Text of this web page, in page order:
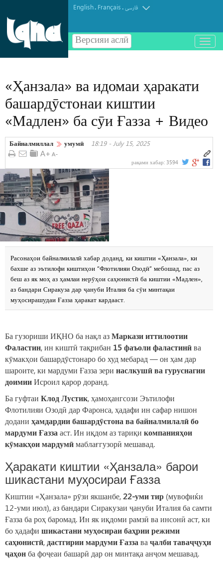
English. Français.فارسی
Версияи аслӣ
باز
و
«Ҳанзала» ва идомаи ҳаракати
башардӯстонаи киштии
«Мадлен» ба сӯи Ғазза + Видео
Байналмиллал умумӣ 18:19 - July 15, 2025
рақами хабар: 3594
Расонаҳои байналмилалӣ хабар доданд, ки киштии «Ҳанзала», ки
бахше аз эътилофи киштиҳои “Флотилияи Озодӣ” мебошад, пас аз
беш аз як моҳ аз ҳамлаи нерӯҳои саҳюнистӣ ба киштии «Мадлен»,
аз бандари Сиракуза дар ҷануби Италия ба сӯи минтақаи
муҳосирашудаи Ғазза ҳаракат кардааст.
Ба гузориши ИҚНО ба нақл азМаркази иттилоотии
Фаластин, ин киштӣ тақрибан 15 фаъоли фаластинӣва
кӯмакҳои башардӯстонаро бо худ мебарад — он ҳам дар
шароите, ки мардуми Ғазза зери наслкушӣ ва гуруснагии
доимииИсроил қарор доранд.
Ба гуфтаи Клод Лустик, ҳамоҳангсози Эътилофи
Флотилияи Озодӣ дар Фаронса, ҳадафи ин сафар нишон
додани ҳамдардии башардӯстона ва байналмилалӣ бо
мардуми Ғаззааст. Ин иқдом аз тариқи компанияҳои
кӯмакҳои мардумӣмаблағгузорӣ мешавад.
Ҳаракати киштии «Ҳанзала» барои
шикастани муҳосираи Ғазза
Киштии «Ҳанзала» рӯзи якшанбе,22-уми тир (мувофиќи
12-уми июл), аз бандари Сиракузаи ҷануби Италия ба самти
Ғазза ба роҳ баромад. Ин як иқдоми рамзӣ ва инсонӣ аст, ки
бо ҳадафи шикастани муҳосираи баҳрии режими
саҳюнистӣ,дастгирии мардуми Ғаззаваҷалби таваҷҷуҳи
ҷаҳонба фоҷеаи башарӣ дар он минтақа анҷом мешавад.